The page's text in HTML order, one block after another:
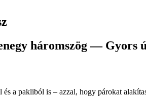
háromszög — Gyors
a pakliból is – azzal, hogy párokat